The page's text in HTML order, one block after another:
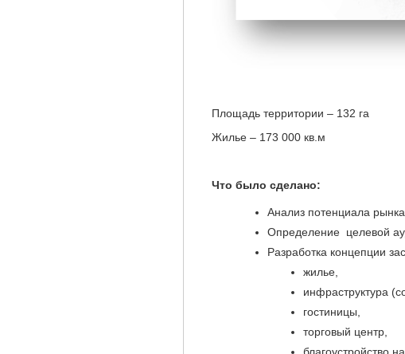
Площадь территории – 132 га
Жилье – 173 000 кв.м
Что было сделано:
Анализ потенциала
Определение целевой
Разработка концепции
жилье,
инфраструктура
гостиницы,
торговый центр,